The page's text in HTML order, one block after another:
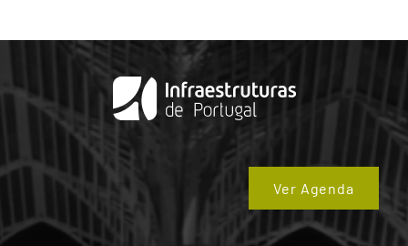
Ver Agenda